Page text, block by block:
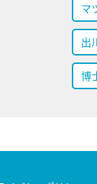
マ
出
博